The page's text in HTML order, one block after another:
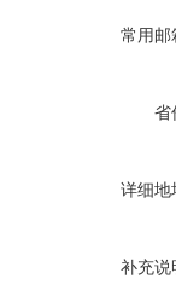
常用邮
省
详细地
补充说